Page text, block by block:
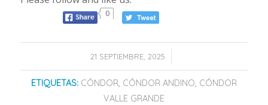
0
21 SEPTIEMBRE, 2025
/
ETIQUETAS: CÓNDOR, CÓNDOR ANDINO, CÓNDOR
VALLE GRANDE